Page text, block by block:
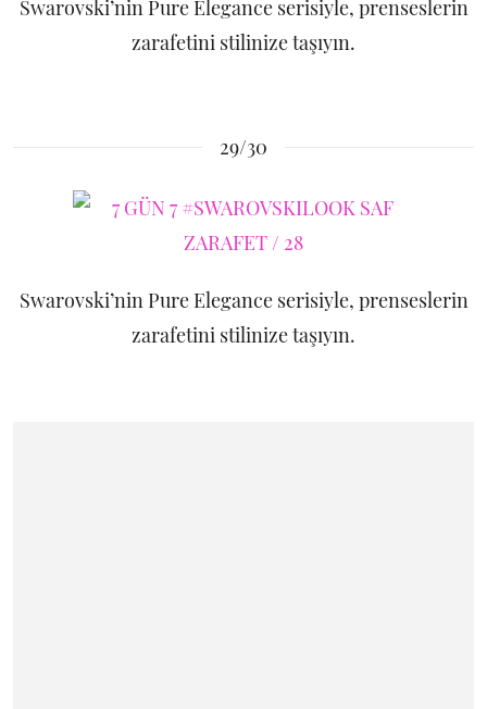
Swarovski’nin Pure Elegance serisiyle, prenseslerin
zarafetini stilinize taşıyın.
29/30
Swarovski’nin Pure Elegance serisiyle, prenseslerin
zarafetini stilinize taşıyın.